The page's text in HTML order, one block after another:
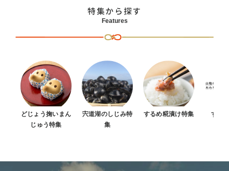
特集から探す
Features
どじょう掬いまん
じゅう特集
宍道湖のしじみ特
集
するめ糀漬け特集 すべ